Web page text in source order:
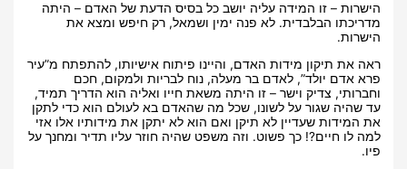
הישרות – זו המידה עליה יושב כל בסיס הדעת של האדם – היתה
מדריכתו הבלבדית. לא פנה ימין ושמאל, רק חיפש ומצא את
הישרות.
ראה את תיקון מידות האדם, והיינו פיתוח אישיותו, להתפתח מ”עיר
פרא אדם יולד”, לאדם בר מעלה, נוח לבריות ולמקום, חכם
וחברותי, צדיק וישר – זו היתה משאת חייו ואליה הוא הדריך תמיד,
עד שהיה שגור על לשונו, שכל מה שהאדם בא לעולם הוא כדי לתקן
את המידות שעדיין לא תיקן ואם הוא לא יתקן את מידותיו אלו אזי
למה לו חיים?! כך פשוט. וזה משפט שהיה חוזר עליו תדיר ומחנך על
פיו.